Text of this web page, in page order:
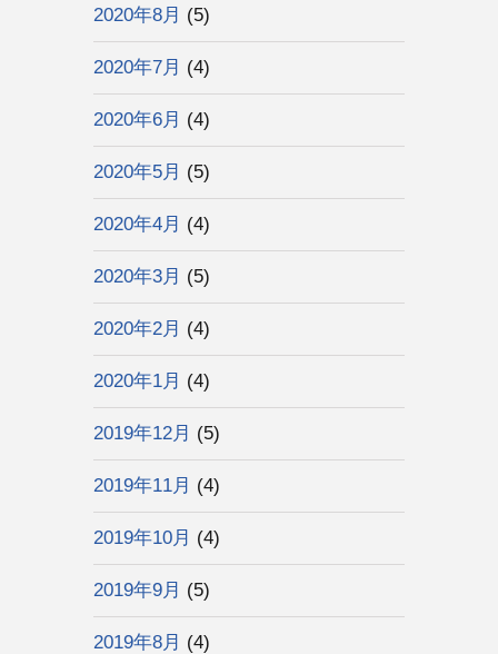
2020年8月 (5)
2020年7月 (4)
2020年6月 (4)
2020年5月 (5)
2020年4月 (4)
2020年3月 (5)
2020年2月 (4)
2020年1月 (4)
2019年12月 (5)
2019年11月 (4)
2019年10月 (4)
2019年9月 (5)
2019年8月 (4)